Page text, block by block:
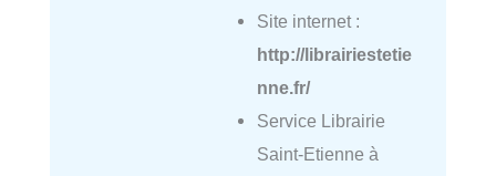
Site internet :
http://librairiestetie
nne.fr/
Service Librairie
Saint-Etienne à